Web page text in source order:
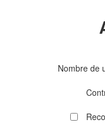
Nombre de